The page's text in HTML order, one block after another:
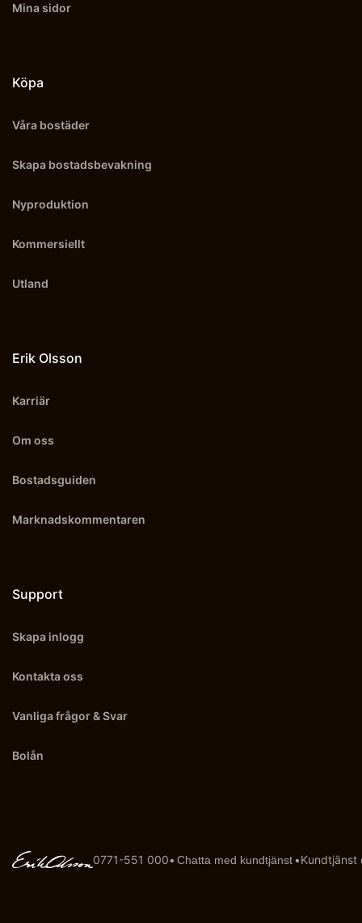
Mina sidor
Köpa
Våra bostäder
Skapa bostadsbevakning
Nyproduktion
Kommersiellt
Utland
Erik Olsson
Karriär
Om oss
Bostadsguiden
Marknadskommentaren
Support
Skapa inlogg
Kontakta oss
Vanliga frågor & Svar
Bolån
0771-551 000• Chatta med kundtjänst•Kundtjänst